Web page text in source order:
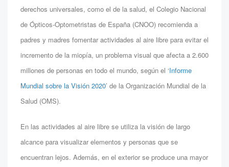
derechos universales, como el de la salud, el Colegio Nacional
de Ópticos-Optometristas de España (CNOO) recomienda a
padres y madres fomentar actividades al aire libre para evitar el
incremento de la miopía, un problema visual que afecta a 2.600
millones de personas en todo el mundo, según el ‘Informe
Mundial sobre la Visión 2020’ de la Organización Mundial de la
Salud (OMS).
En las actividades al aire libre se utiliza la visión de largo
alcance para visualizar elementos y personas que se
encuentran lejos. Además, en el exterior se produce una mayor